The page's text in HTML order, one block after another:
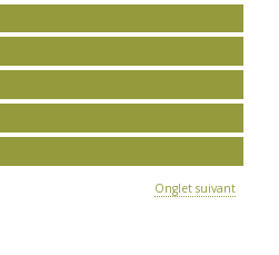
Onglet suivant